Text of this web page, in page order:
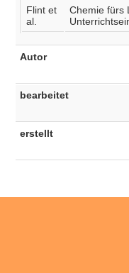
Flint et
al.
Chemie fürs
Autor
bearbeitet
erstellt